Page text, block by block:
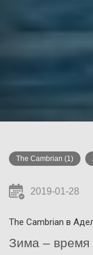
The Cambrian (1)
2019-01-28
The Cambrian в
Зима – время